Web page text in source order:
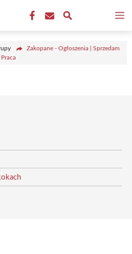
Zakopane - Ogłoszenia | Sprzedam
Praca